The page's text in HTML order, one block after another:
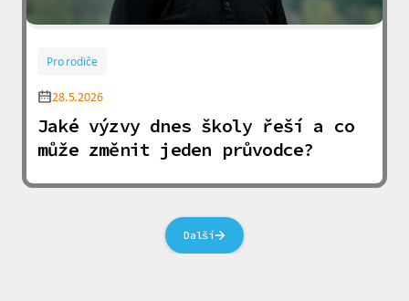
Pro rodiče
28.5.2026
Jaké výzvy dnes školy řeší a co
může změnit jeden průvodce?
Další